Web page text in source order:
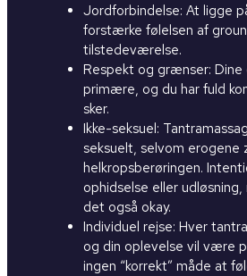
Jordforbindelse: At ligge
forstærke følelsen af
tilstedeværelse.
Respekt og grænser:
primære, og du har fuld
sker.
Ikke-seksuel:
seksuelt, selvom erogene
helkropsberøringen.
ophidselse eller
det også okay.
Individuel rejse: Hver
og din oplevelse vil være
ingen “korrekt” måde at